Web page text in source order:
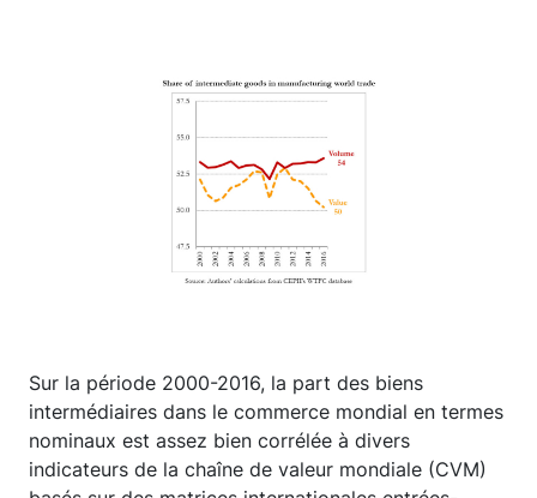
Sur la période 2000-2016, la part des biens
intermédiaires dans le commerce mondial en termes
nominaux est assez bien corrélée à divers
indicateurs de la chaîne de valeur mondiale (CVM)